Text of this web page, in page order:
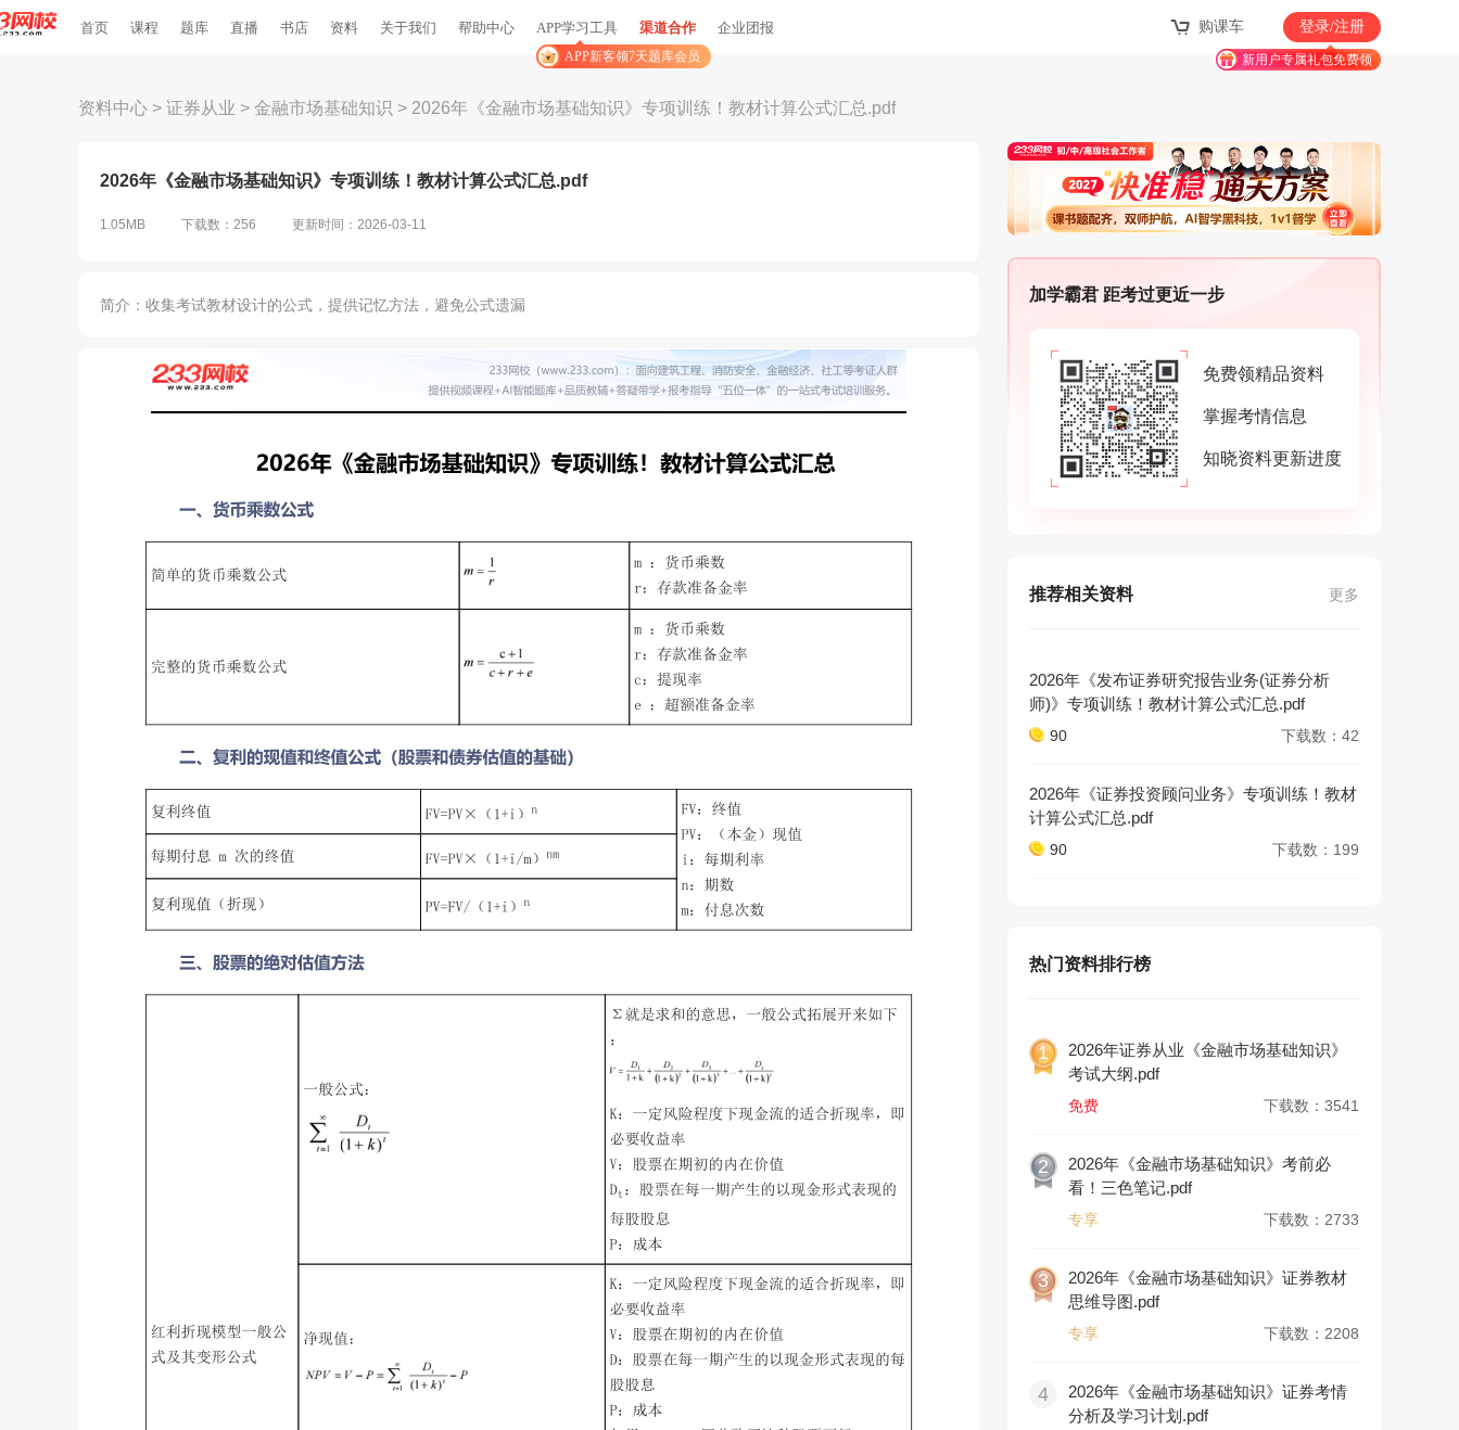
首页 课程 题库 直播 书店 资料 关于我们 帮助中心 APP学习工具
APP新客领7天题库会员
渠道合作 企业团报 购课车 登录/注册
新用户专属礼包免费领
资料中心 > 证券从业 > 金融市场基础知识 > 2026年《金融市场基础知识》专项训练！教材计算公式汇总.pdf
2026年《金融市场基础知识》专项训练！教材计算公式汇总.pdf
1.05MB 下载数：256 更新时间：2026-03-11
简介：收集考试教材设计的公式，提供记忆方法，避免公式遗漏
加学霸君 距考过更近一步
免费领精品资料
掌握考情信息
知晓资料更新进度
推荐相关资料 更多
2026年《发布证券研究报告业务(证券分析
师)》专项训练！教材计算公式汇总.pdf
90 下载数：42
2026年《证券投资顾问业务》专项训练！教材
计算公式汇总.pdf
90 下载数：199
热门资料排行榜
1
2026年证券从业《金融市场基础知识》
考试大纲.pdf
免费 下载数：3541
2
2026年《金融市场基础知识》考前必
看！三色笔记.pdf
专享 下载数：2733
3
2026年《金融市场基础知识》证券教材
思维导图.pdf
专享 下载数：2208
4
2026年《金融市场基础知识》证券考情
分析及学习计划.pdf